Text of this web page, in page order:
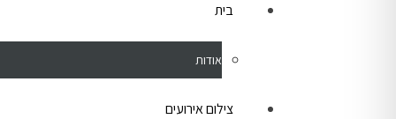
בית
אודות
צילום אירועים